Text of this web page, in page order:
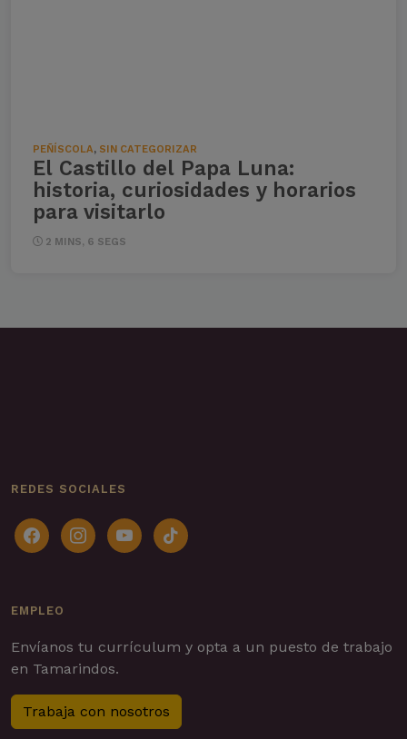
PEÑÍSCOLA, SIN CATEGORIZAR
El Castillo del Papa Luna:
historia, curiosidades y horarios
para visitarlo
2 MINS, 6 SEGS
REDES SOCIALES
facebookinstagramyoutubetiktok
EMPLEO
Envíanos tu currículum y opta a un puesto de trabajo
en Tamarindos.
Trabaja con nosotros